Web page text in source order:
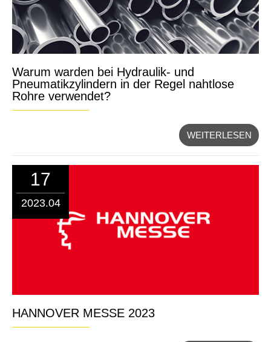
Warum warden bei Hydraulik- und
Pneumatikzylindern in der Regel nahtlose
Rohre verwendet?
WEITERLESEN
17
2023.04
HANNOVER MESSE 2023